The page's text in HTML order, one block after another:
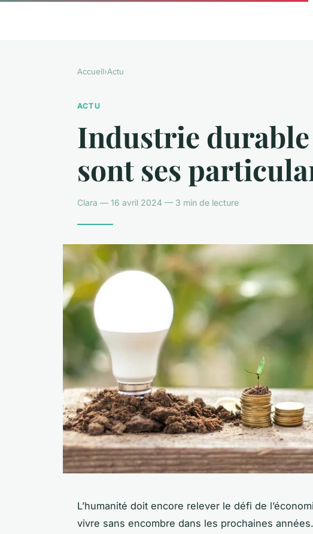
Accueil›Actu
ACTU
Industrie
sont ses
Clara — 16 avril 2024 — 3 min de lecture
L’humanité doit encore relever le défi de
vivre sans encombre dans les prochaines